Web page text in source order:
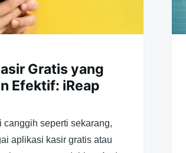
Gratis yang
Efektif: iReap
canggih seperti sekarang,
aplikasi kasir gratis atau